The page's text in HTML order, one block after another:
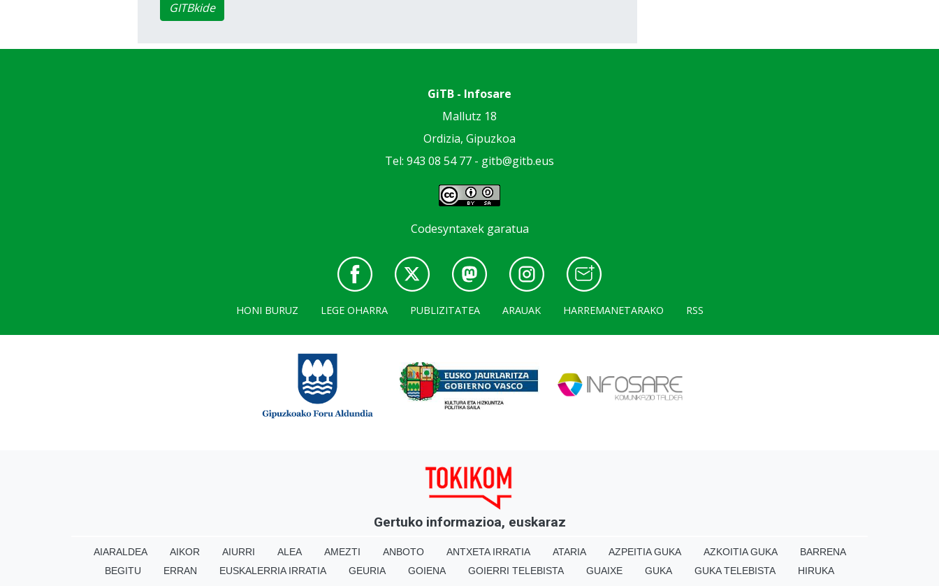
GITBkide
GiTB - Infosare
Mallutz 18
Ordizia, Gipuzkoa
Tel: 943 08 54 77 - gitb@gitb.eus
Codesyntaxek garatua
HONI BURUZ LEGE OHARRA PUBLIZITATEA ARAUAK HARREMANETARAKO RSS
Gertuko informazioa, euskaraz
AIARALDEA AIKOR AIURRI ALEA AMEZTI ANBOTO ANTXETA IRRATIA ATARIA AZPEITIA GUKA AZKOITIA GUKA
BARRENA
BEGITU
ERRAN EUSKALERRIA IRRATIA GEURIA GOIENA GOIERRI TELEBISTA GUAIXE GUKA GUKA TELEBISTA
HIRUKA